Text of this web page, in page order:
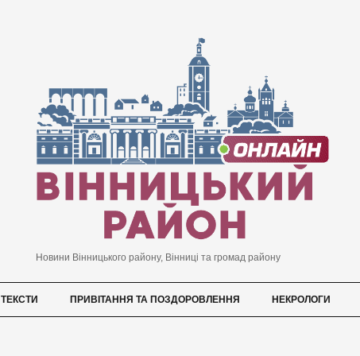
Новини Вінницького району, Вінниці та громад району
ТЕКСТИ ПРИВІТАННЯ ТА ПОЗДОРОВЛЕННЯ НЕКРОЛОГИ